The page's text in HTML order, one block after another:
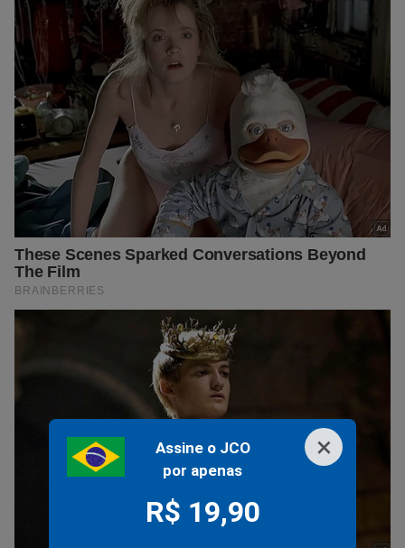
×
Assine o JCO
por apenas
R$ 19,90